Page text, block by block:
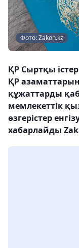
Фото: Zakon.kz
ҚР Сыртқы
ҚР
құжаттарды
мемлекеттік
өзгерістер
хабарлайды